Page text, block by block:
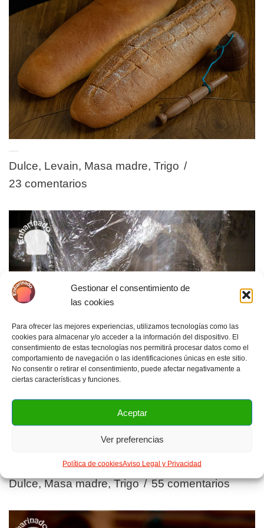
Gestionar el consentimiento de
las cookies
Para ofrecer las mejores experiencias, utilizamos tecnologías como las
cookies para almacenar y/o acceder a la información del dispositivo. El
consentimiento de estas tecnologías nos permitirá procesar datos como el
comportamiento de navegación o las identificaciones únicas en este sitio.
No consentir o retirar el consentimiento, puede afectar negativamente a
ciertas características y funciones.
Aceptar
Ver preferencias
Política de cookiesAviso Legal y Privacidad
Dulce, Levain, Masa madre, Trigo
23 comentarios
Dulce,Masa madre,Trigo 55 comentarios